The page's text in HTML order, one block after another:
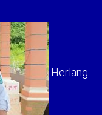
Herlang